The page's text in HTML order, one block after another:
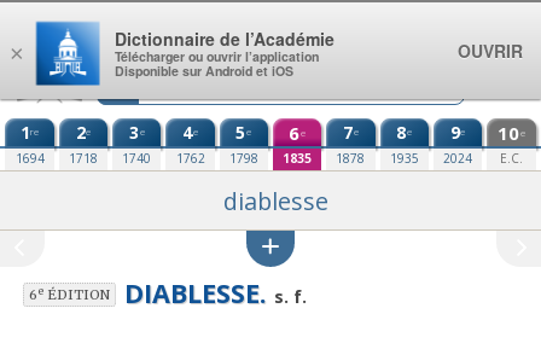
Aller au contenu
1re
1694
2e
1718
3e
1740
4e
1762
5e
1798
6e
1835
7e
1878
8e
1935
9e
2024
10e
E.C.
diablesse
6eÉDITION DIABLESSE. s. f.
×
Dictionnaire de l’Académie
Télécharger ou ouvrir l’application
Disponible sur Android et iOS
OUVRIR